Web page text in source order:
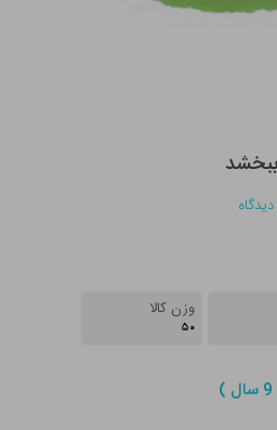
دیدگاه
وزن کالا
۵۰